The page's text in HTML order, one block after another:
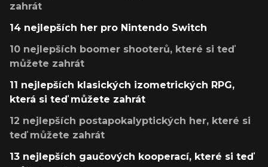
zahrát
14 nejlepších her pro Nintendo Switch
10 nejlepších boomer shooterů, které si teď
můžete zahrát
11 nejlepších klasických izometrických RPG,
která si teď můžete zahrát
12 nejlepších postapokalyptických her, které si
teď můžete zahrát
13 nejlepších gaučových kooperací, které si teď